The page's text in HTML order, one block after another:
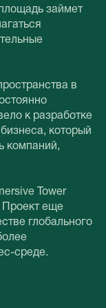
займет
в
к разработке
который
компаний,
Tower
Проект еще
глобального
среде.